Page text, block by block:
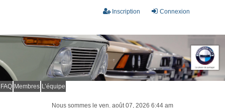
Connexion
Inscription
FAQ Membres L’équipe
Nous sommes le ven. août 07, 2026 6:44 am